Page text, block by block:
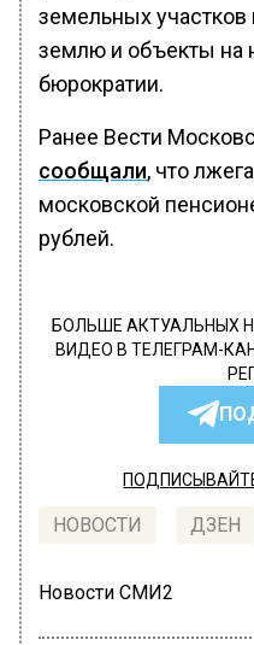
земельных участков
землю и объекты на
бюрократии.
Ранее Вести
сообщали, что
московской
рублей.
БОЛЬШЕ АКТУАЛЬНЫХ
ВИДЕО В ТЕЛЕГРАМ-
НОВОСТИ ДЗЕН
Новости СМИ2